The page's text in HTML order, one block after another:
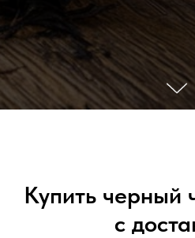
Купить черный
с